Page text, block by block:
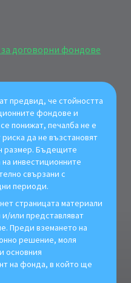
договорни фондове
предвид, че стойността
фондове и
понижат, печалба не е
да не възстановят
размер. Бъдещите
инвестиционните
свързани с
периоди.
страницата материали
или представляват
Преди вземането на
решение, моля
основния
на фонда, в който ще